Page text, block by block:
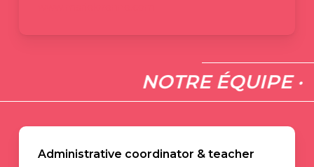
NOTRE ÉQUIPE ·
Administrative coordinator & teacher